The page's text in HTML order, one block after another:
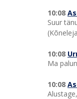
10:08
Suur
10:08
Ma
10:08